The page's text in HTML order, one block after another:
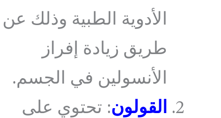
الأدوية الطبية وذلك عن
طريق زيادة إفراز
الأنسولين في الجسم.
القولون: تحتوي على